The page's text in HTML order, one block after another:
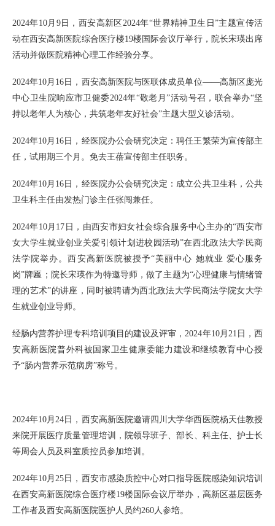
2024年10月9日，西安高新区2024年“世界精神卫生日”主题宣传活
动在西安高新医院综合医疗楼19楼国际会议厅举行，院长宋瑛出席
活动并做医院精神心理工作经验分享。
2024年10月16日，西安高新医院与医联体成员单位——高新区庞光
中心卫生院响应市卫健委2024年“敬老月”活动号召，联合举办“坚
持以老年人为核心，共筑老年友好社会”主题大型义诊活动。
2024年10月16日，经医院办公会研究决定：聘任王繁荣为宣传部主
任，试用期三个月。免去王蓓宣传部主任职务。
2024年10月16日，经医院办公会研究决定：成立公共卫生科，公共
卫生科主任由发热门诊主任张闯兼任。
2024年10月17日， 由西安市妇女社会综合服务中心主办的“西安市
女大学生就业创业关爱引领计划进校园活动”在西北政法大学民商
法学院举办。西安高新医院被授予“美丽中心 她就业 爱心服务
岗”牌匾； 院长宋瑛作为特邀导师，做了主题为“心理健康与情绪管
理的艺术”的讲座，同时被聘请为西北政法大学民商法学院女大学
生就业创业导师。
经肠内营养护理专科培训项目的建设及评审， 2024年10月21日，西
安高新医院普外科被国家卫生健康委能力建设和继续教育中心授
予“肠内营养示范病房”称号。
2024年10月24日，西安高新医院邀请四川大学华西医院杨天佳教授
来院开展医疗质量管理培训，院领导班子、部长、科主任、护士长
等周会人员及科室质控员参加培训。
2024年10月25日，西安市感染质控中心对口指导医院感染知识培训
在西安高新医院综合医疗楼19楼国际会议厅举办，高新区基层医务
工作者及西安高新医院医护人员约260人参培。